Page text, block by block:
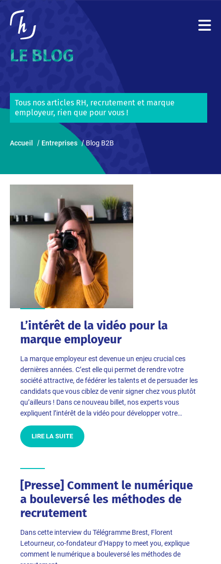
LE BLOG
Tous nos articles RH, recrutement et marque
employeur, rien que pour vous !
Accueil Entreprises Blog B2B
L’intérêt de la vidéo pour la
marque employeur
La marque employeur est devenue un enjeu crucial ces
dernières années. C’est elle qui permet de rendre votre
société attractive, de fédérer les talents et de persuader les
candidats que vous ciblez de venir signer chez vous plutôt
qu’ailleurs ! Dans ce nouveau billet, nos experts vous
expliquent l’intérêt de la vidéo pour développer votre…
LIRE LA SUITE
[Presse] Comment le numérique
a bouleversé les méthodes de
recrutement
Dans cette interview du Télégramme Brest, Florent
Letourneur, co-fondateur d’Happy to meet you, explique
comment le numérique a bouleversé les méthodes de